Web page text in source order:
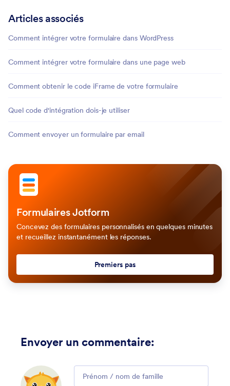
Articles associés
Comment intégrer votre formulaire dans WordPress
Comment intégrer votre formulaire dans une page web
Comment obtenir le code iFrame de votre formulaire
Quel code d'intégration dois-je utiliser
Comment envoyer un formulaire par email
Formulaires Jotform
Concevez des formulaires personnalisés en quelques minutes
et recueillez instantanément les réponses.
Premiers pas
Envoyer un commentaire: